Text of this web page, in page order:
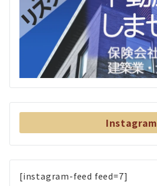
Instagram
[instagram-feed feed=7]